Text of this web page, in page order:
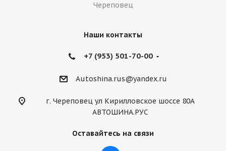
Череповец
Наши контакты
+7 (953) 501-70-00
Autoshina.rus@yandex.ru
г. Череповец ул Кирилловское шоссе 80А
АВТОШИНА.РУС
Оставайтесь на связи